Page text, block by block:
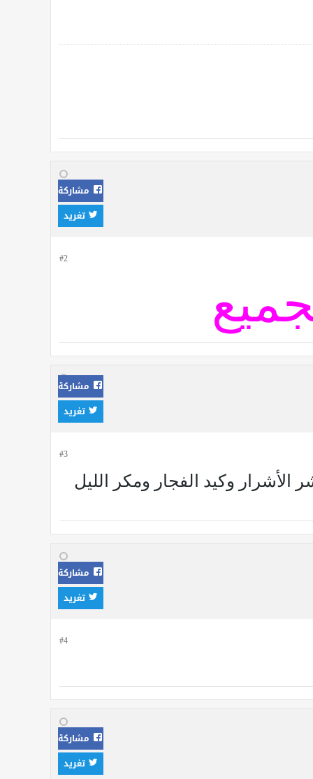
مشاركة
تغريد
#2
مشاركة
تغريد
#3
وكيد الفجار ومكر الليل
مشاركة
تغريد
#4
مشاركة
تغريد